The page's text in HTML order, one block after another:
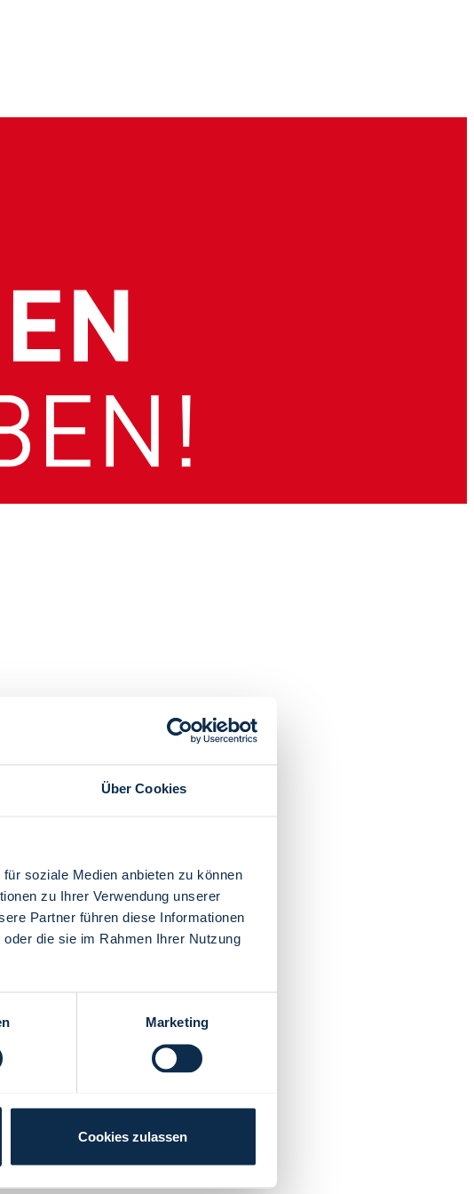
Über Cookies
soziale Medien anbieten zu können
zu Ihrer Verwendung unserer
Partner führen diese Informationen
die sie im Rahmen Ihrer Nutzung
Marketing
Cookies zulassen